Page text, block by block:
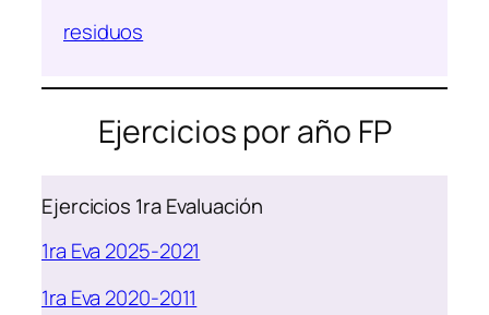
residuos
Ejercicios por año FP
Ejercicios 1ra Evaluación
1ra Eva 2025-2021
1ra Eva 2020-2011